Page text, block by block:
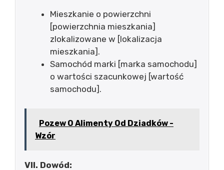
Mieszkanie o powierzchni
[powierzchnia mieszkania]
zlokalizowane w [lokalizacja
mieszkania].
Samochód marki [marka samochodu]
o wartości szacunkowej [wartość
samochodu].
Pozew O Alimenty Od Dziadków -
Wzór
VII. Dowód: